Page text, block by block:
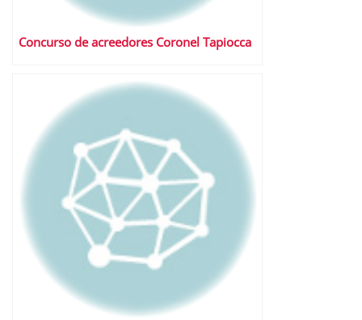
Concurso de acreedores Coronel Tapiocca